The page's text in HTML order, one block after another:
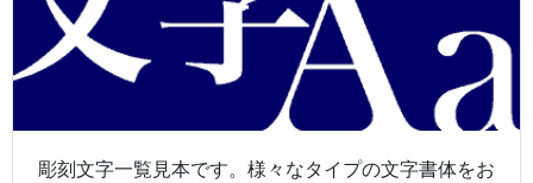
彫刻文字一覧見本です。様々なタイプの文字書体をお